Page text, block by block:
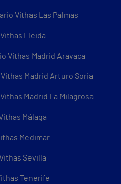
Vithas Las Palmas
Lleida
Vithas Madrid Aravaca
Madrid Arturo Soria
Madrid La Milagrosa
Málaga
Medimar
Sevilla
Tenerife